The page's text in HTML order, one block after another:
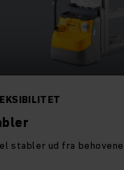
stabler ud fra